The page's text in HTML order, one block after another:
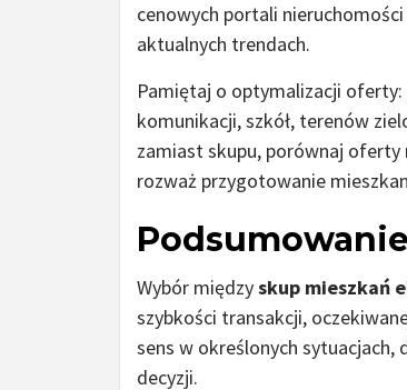
cenowych portali
aktualnych trendach.
Pamiętaj o optymalizacji
komunikacji, szkół, terenów
zamiast skupu, porównaj oferty
rozważ przygotowanie
Wybór międzyskup mieszkań
szybkości transakcji,
sens w określonych
decyzji.